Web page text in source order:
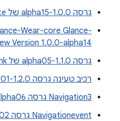
גרסה 1.0.0-alpha15 של Compose Remote
Wear-core Glance-
Version 1.0.0-alpha14
גרסה 1.1.0-alpha05 של Ink
רכיב טעינה גרסה 1.2.0-rc01
Navigation3 גרסה ‎1.2.0-alpha06
‫Navigationevent גרסה ‎1.2.0-alpha02